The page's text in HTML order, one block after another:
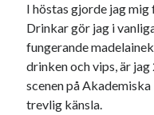
sommar
Stockholm
I höstas gjorde jag
Drinkar gör jag i
fungerande
drinken och vips, är
scenen på
trevlig känsla.